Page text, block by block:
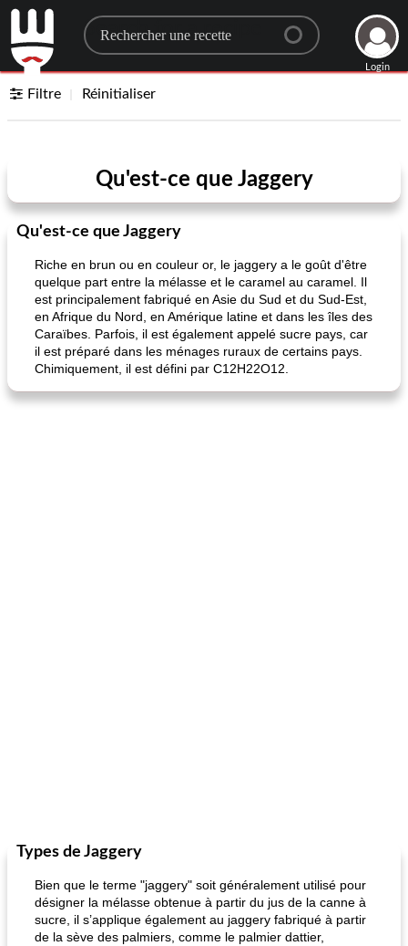
Search for a recipe
Login
Filtre Réinitialiser
Qu'est-ce que Jaggery
Qu'est-ce que Jaggery
Riche en brun ou en couleur or, le jaggery a le goût d'être
quelque part entre la mélasse et le caramel au caramel. Il
est principalement fabriqué en Asie du Sud et du Sud-Est,
en Afrique du Nord, en Amérique latine et dans les îles des
Caraïbes. Parfois, il est également appelé sucre pays, car
il est préparé dans les ménages ruraux de certains pays.
Chimiquement, il est défini par C12H22O12.
Types de Jaggery
Bien que le terme "jaggery" soit généralement utilisé pour
désigner la mélasse obtenue à partir du jus de la canne à
sucre, il s’applique également au jaggery fabriqué à partir
de la sève des palmiers, comme le palmier dattier,